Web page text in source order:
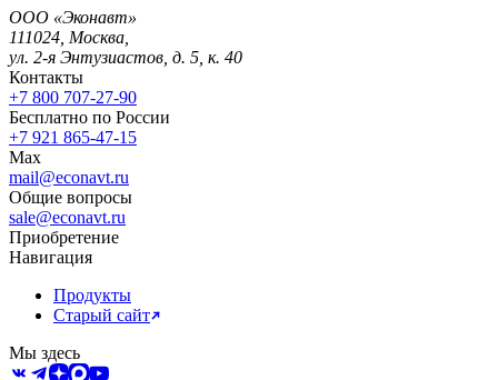
ООО «Эконавт»
111024 Москва
ул. 2-я Энтузиастов, д. 5, к. 40
Контакты
+7 800 707-27-90
Бесплатно по России
+7 921 865-47-15
Max
mail@econavt.ru
Общие вопросы
sale@econavt.ru
Приобретение
Навигация
Продукты
Старый сайт
Мы здесь